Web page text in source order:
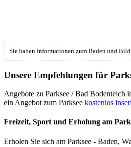
Sie haben Informationen zum Baden und
Unsere Empfehlungen für
Angebote zu Parksee / Bad Bodenteich
ein Angebot zum Parksee kostenlos
Freizeit, Sport und Erholung am
Erholen Sie sich am Parksee - Baden,